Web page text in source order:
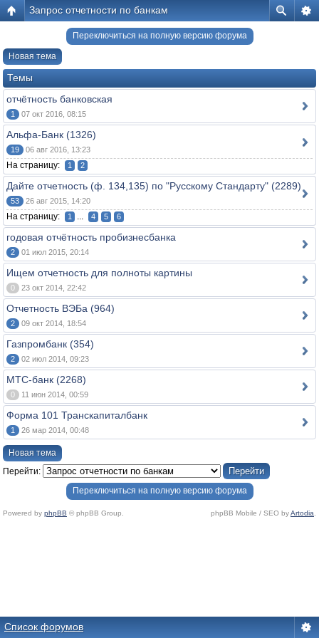
Запрос отчетности по банкам
Переключиться на полную версию форума
Новая тема
Темы
отчётность банковская
1 07 окт 2016, 08:15
Альфа-Банк (1326)
19 06 авг 2016, 13:23
На страницу: 1 2
Дайте отчетность (ф. 134,135) по "Русскому Стандарту" (2289)
53 26 авг 2015, 14:20
На страницу: 1 ... 4 5 6
годовая отчётность пробизнесбанка
2 01 июл 2015, 20:14
Ищем отчетность для полноты картины
0 23 окт 2014, 22:42
Отчетность ВЭБа (964)
2 09 окт 2014, 18:54
Газпромбанк (354)
2 02 июл 2014, 09:23
МТС-банк (2268)
0 11 июн 2014, 00:59
Форма 101 Транскапиталбанк
1 26 мар 2014, 00:48
Новая тема
Перейти:
Переключиться на полную версию форума
Powered by phpBB © phpBB Group. phpBB Mobile / SEO byArtodia
Список форумов